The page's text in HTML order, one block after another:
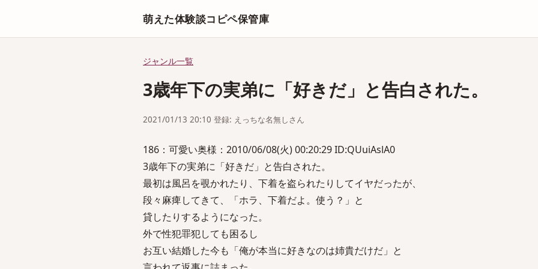
萌えた体験談コピペ保管庫
ジャンル一覧
3歳年下の実弟に「好きだ」と告白された。
2021/01/13 20:10 登録: えっちな名無しさん
186：可愛い奥様：2010/06/08(火) 00:20:29 ID:QUuiAslA0
3歳年下の実弟に「好きだ」と告白された。
最初は風呂を覗かれたり、下着を盗られたりしてイヤだったが、
段々麻痺してきて、「ホラ、下着だよ。使う？」と
貸したりするようになった。
外で性犯罪犯しても困るし
お互い結婚した今も「俺が本当に好きなのは姉貴だけだ」と